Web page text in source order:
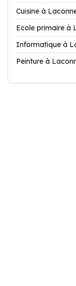
Cuisine à
Ecole primaire à
Informatique à
Peinture à